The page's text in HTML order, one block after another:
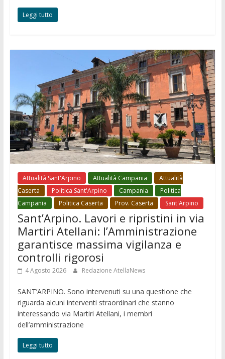
Leggi tutto
Attualità Sant'Arpino Attualità Campania
Attualità
Caserta
Politica Sant'Arpino Campania
Politica
Campania
Politica Caserta Prov. Caserta Sant'Arpino
Sant’Arpino. Lavori e ripristini in via
Martiri Atellani: l’Amministrazione
garantisce massima vigilanza e
controlli rigorosi
4 Agosto 2026 Redazione AtellaNews
SANT’ARPINO. Sono intervenuti su una questione che
riguarda alcuni interventi straordinari che stanno
interessando via Martiri Atellani, i membri
dell’amministrazione
Leggi tutto